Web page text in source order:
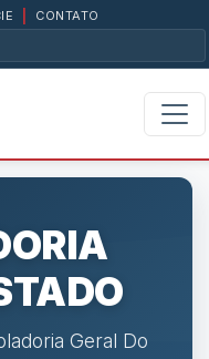
CONTATO
Geral Do